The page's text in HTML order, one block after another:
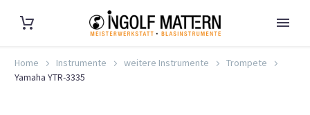
Home Instrumente weitere Instrumente
Trompete
Yamaha YTR-3335